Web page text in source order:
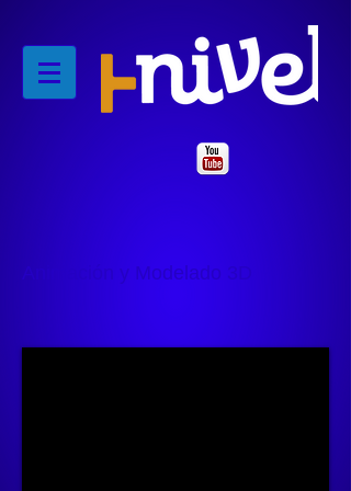
Animación y Modelado 3D